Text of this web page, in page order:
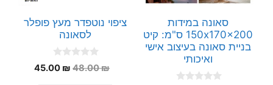
סאונה במידות
150x170x200 ס"מ: קיט
בניית סאונה בעיצוב אישי
ואיכותי
ציפוי נוטפדר מעץ פופלר
לסאונה
0
o
48.00₪
המחיר
45.00 ₪
המחיר